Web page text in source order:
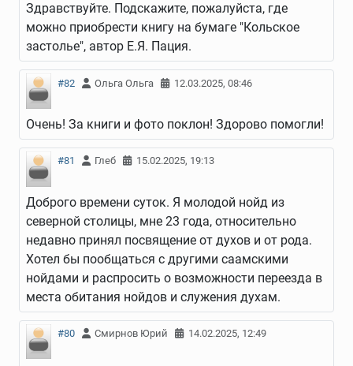
Здравствуйте. Подскажите, пожалуйста, где
можно приобрести книгу на бумаге "Кольское
застолье", автор Е.Я. Пация.
#82 Ольга Ольга 12.03.2025, 08:46
Очень! За книги и фото поклон! Здорово помогли!
#81 Глеб 15.02.2025, 19:13
Доброго времени суток. Я молодой нойд из
северной столицы, мне 23 года, относительно
недавно принял посвящение от духов и от рода.
Хотел бы пообщаться с другими саамскими
нойдами и распросить о возможности переезда в
места обитания нойдов и служения духам.
#80 Смирнов Юрий 14.02.2025, 12:49